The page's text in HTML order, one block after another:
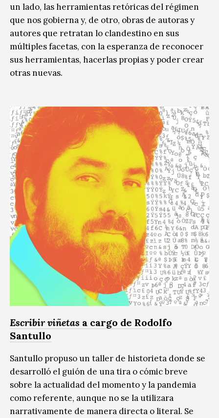
un lado, las herramientas retóricas del régimen
que nos gobierna y, de otro, obras de autoras y
autores que retratan lo clandestino en sus
múltiples facetas, con la esperanza de reconocer
sus herramientas, hacerlas propias y poder crear
otras nuevas.
Escribir viñetas a cargo de Rodolfo
Santullo
Santullo propuso un taller de historieta donde se
desarrolló el guión de una tira o cómic breve
sobre la actualidad del momento y la pandemia
como referente, aunque no se la utilizara
narrativamente de manera directa o literal. Se